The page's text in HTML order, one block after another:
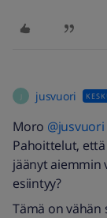
jusvuori
Moro @jusvuori
Pahoittelut,
jäänyt aiemmin
esiintyy?
Tämä on vähän